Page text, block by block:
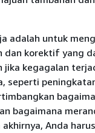
adalah untuk
dan korektif yang
jika kegagalan
seperti
bagaimana
Anda